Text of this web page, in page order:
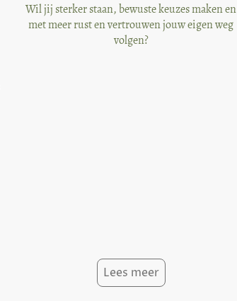
Wil jij sterker staan, bewuste keuzes maken en
met meer rust en vertrouwen jouw eigen weg
volgen?
Lees meer